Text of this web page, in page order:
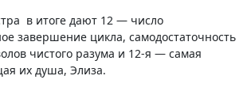
в итоге дают 12 — число
завершение цикла, самодостаточность
чистого разума и 12-я — самая
их душа, Элиза.